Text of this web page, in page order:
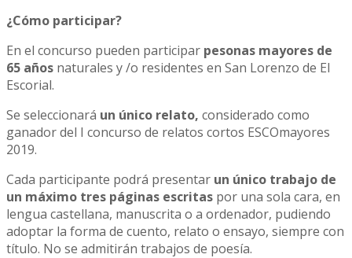
¿Cómo participar?
En el concurso pueden participar pesonas mayores de
65 años naturales y /o residentes en San Lorenzo de El
Escorial.
Se seleccionará un único relato, considerado como
ganador del I concurso de relatos cortos ESCOmayores
2019.
Cada participante podrá presentar un único trabajo de
un máximo tres páginas escritas por una sola cara, en
lengua castellana, manuscrita o a ordenador, pudiendo
adoptar la forma de cuento, relato o ensayo, siempre con
título. No se admitirán trabajos de poesía.